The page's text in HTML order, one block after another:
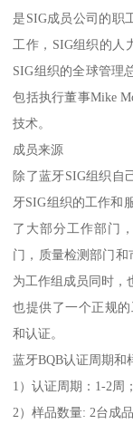
是SIG成员公司的职
工作，SIG组织的人
SIG组织的全球管理
包括执行董事Mike
技术。
成员来源
除了蓝牙SIG组织自
牙SIG组织的工作和
了大部分工作部门
门，质量检测部门
为工作组成员同时，
也提供了一个正规
和认证。
蓝牙BQB认证周期和
1）认证周期：1-2周；
2）样品数量: 2台成